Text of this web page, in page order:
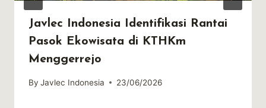
Javlec Indonesia Identifikasi Rantai
Pasok Ekowisata di KTHKm
Menggerrejo
By Javlec Indonesia 23/06/2026